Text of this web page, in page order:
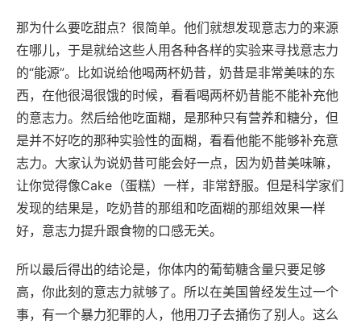
那为什么要吃甜点？很简单。他们就想发现意志力的来源
在哪儿，于是就给这些人用各种各样的实验来寻找意志力
的“能源”。比如说给他喝两杯奶昔，奶昔是非常美味的东
西，在他很渴很饿的时候，看看喝两杯奶昔能不能补充他
的意志力。然后给他吃面糊，是那种只有营养和糖分，但
是并不好吃的那种实验性的面糊，看看他能不能够补充意
志力。大家认为说奶昔可能会好一点，因为奶昔美味嘛，
让你觉得像Cake（蛋糕）一样，非常舒服。但是科学家们
发现的结果是，吃奶昔的那组和吃面糊的那组效果一样
好，意志力提升跟食物的口感无关。
所以最后得出的结论是，你体内的葡萄糖含量只要足够
高，你此刻的意志力就够了。所以在美国曾经发生过一个
事，有一个暴力犯罪的人，他用刀子去捅伤了别人。这么